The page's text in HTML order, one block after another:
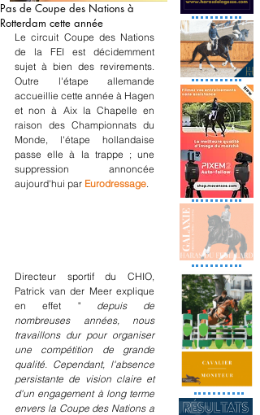
Pas de Coupe des Nations à
Rotterdam cette année
Le circuit Coupe des Nations
de la FEI est décidemment
sujet à bien des revirements.
Outre l'étape allemande
accueillie cette année à Hagen
et non à Aix la Chapelle en
raison des Championnats du
Monde, l'étape hollandaise
passe elle à la trappe ; une
suppression annoncée
aujourd'hui par Eurodressage.
Directeur sportif du CHIO,
Patrick van der Meer explique
en effet " depuis de
nombreuses années, nous
travaillons dur pour organiser
une compétition de grande
qualité. Cependant, l'absence
persistante de vision claire et
d'un engagement à long terme
envers la Coupe des Nations a